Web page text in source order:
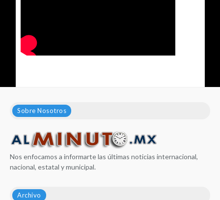
Sobre Nosotros
Nos enfocamos a informarte las últimas noticias internacional,
nacional, estatal y municipal.
Archivo